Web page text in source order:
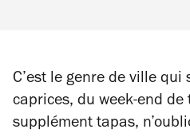
C’est le genre de ville qui
caprices, du week-end
supplément tapas,